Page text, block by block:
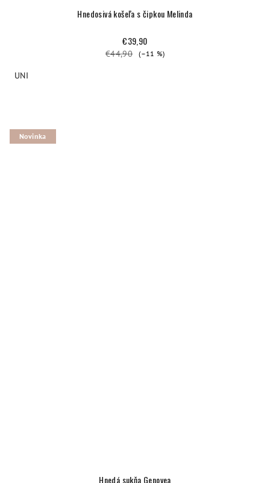
Hnedosivá košeľa s čipkou Melinda
€39,90
€44,90 (–11 %)
UNI
Novinka
Hnedá sukňa Genovea